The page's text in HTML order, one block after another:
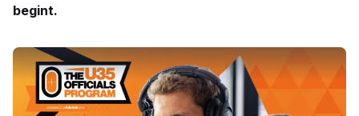
begint.